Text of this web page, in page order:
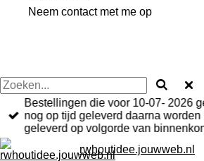
Neem contact met me op
Bestellingen die voor 10-07- 2026
nog op tijd geleverd daarna
geleverd op volgorde van
rwhoutidee.jouwweb.nl